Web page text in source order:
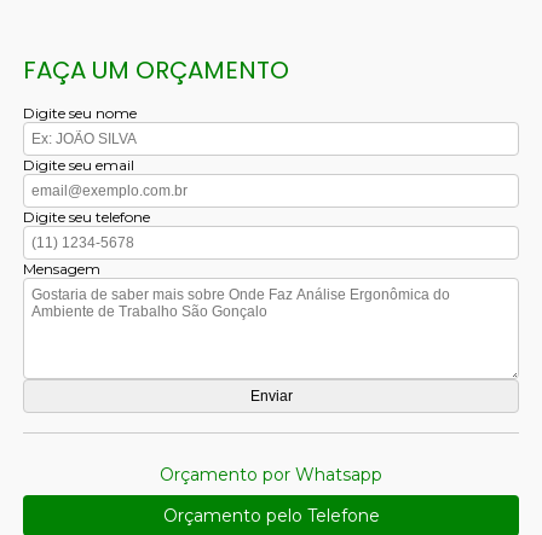
FAÇA UM ORÇAMENTO
Digite seu nome
Digite seu email
Digite seu telefone
Mensagem
Orçamento por Whatsapp
Orçamento pelo Telefone